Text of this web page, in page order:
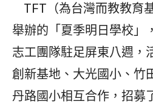
TFT（為台灣而教教育
舉辦的「夏季明日學校」
志工團隊駐足屏東八週，
創新基地、大光國小、竹
丹路國小相互合作，招募